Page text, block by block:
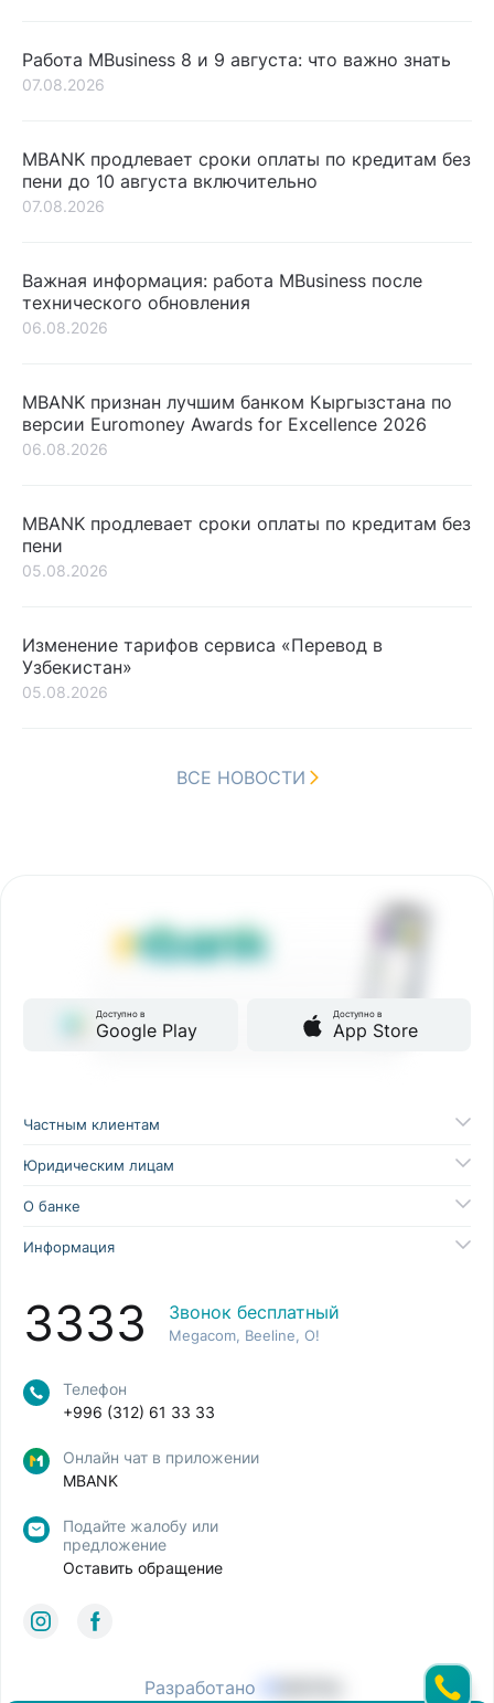
Работа MBusiness 8 и 9 августа: что важно знать
07.08.2026
MBANK продлевает сроки оплаты по кредитам без
пени до 10 августа включительно
07.08.2026
Важная информация: работа MBusiness после
технического обновления
06.08.2026
MBANK признан лучшим банком Кыргызстана по
версии Euromoney Awards for Excellence 2026
06.08.2026
MBANK продлевает сроки оплаты по кредитам без
пени
05.08.2026
Изменение тарифов сервиса «Перевод в
Узбекистан»
05.08.2026
ВСЕ НОВОСТИ
Доступно в
Google Play
Доступно в
App Store
Частным клиентам
Юридическим лицам
О банке
Информация
3333 Звонок бесплатный
Megacom, Beeline, O!
Телефон
+996 (312) 61 33 33
Онлайн чат в приложении
MBANK
Подайте жалобу или
предложение
Оставить обращение
Разработано